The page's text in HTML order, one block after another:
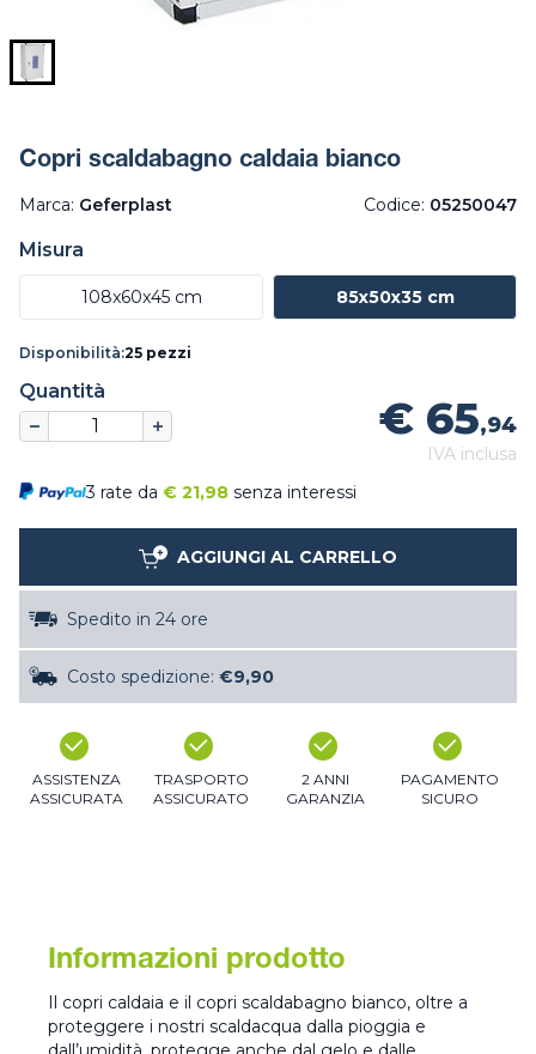
Copri scaldabagno caldaia bianco
Marca: Geferplast Codice: 05250047
Misura
108x60x45 cm 85x50x35 cm
Disponibilità:25 pezzi
Quantità
€ 65,94
IVA inclusa
3 rate da € 21,98 senza interessi
AGGIUNGI AL CARRELLO
Spedito in 24 ore
Costo spedizione: €9,90
ASSISTENZA
ASSICURATA
TRASPORTO
ASSICURATO
2 ANNI
GARANZIA
PAGAMENTO
SICURO
Informazioni prodotto
Il copri caldaia e il copri scaldabagno bianco, oltre a
proteggere i nostri scaldacqua dalla pioggia e